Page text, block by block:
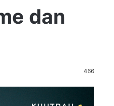
dan
466